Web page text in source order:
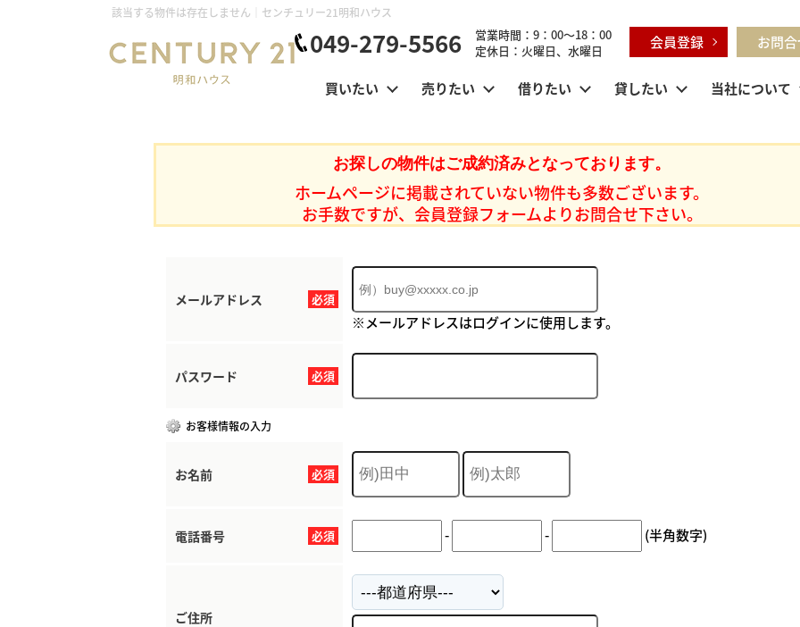
該当する物件は存在しません｜センチュリー21明和ハウス
049-279-5566
営業時間：9：00～18：00
定休日：火曜日、水曜日
会員登録 お問
買いたい 売りたい 借りたい 貸したい 当社について
お探しの物件はご成約済みとなっております。
ホームページに掲載されていない物件も多数ございます。
お手数ですが、会員登録フォームよりお問合せ下さい。
必須
メールアドレス
※メールアドレスはログインに使用します。
必須
パスワード
お客様情報の入力
必須
お名前
必須
電話番号 - - (半角数字)
ご住所